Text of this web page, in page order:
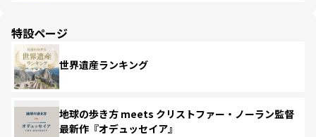
特設ページ
世界遺産ランキング
地球の歩き方 meets クリストファー・ノーラン監督
最新作『オデュッセイア』